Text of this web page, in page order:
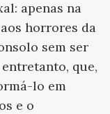
apenas na
horrores da
sem ser
que,
lo em
e o